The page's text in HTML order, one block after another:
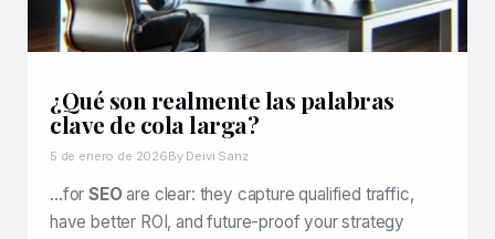
¿Qué son realmente las palabras
clave de cola larga?
5 de enero de 2026By Deivi Sanz
…forSEOare clear: they capture qualified traffic,
have better ROI, and future-proof your strategy